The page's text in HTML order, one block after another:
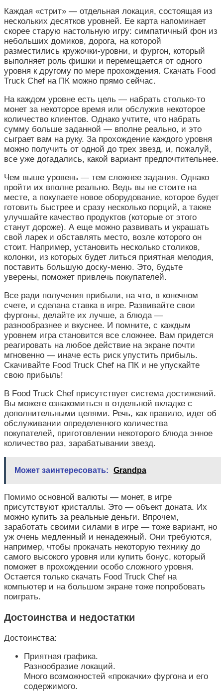
Каждая «стрит» — отдельная локация, состоящая из
нескольких десятков уровней. Ее карта напоминает
скорее старую настольную игру: симпатичный фон из
небольших домиков, дорога, на которой
разместились кружочки-уровни, и фургон, который
выполняет роль фишки и перемещается от одного
уровня к другому по мере прохождения. Скачать Food
Truck Chef на ПК можно прямо сейчас.
На каждом уровне есть цель — набрать столько-то
монет за некоторое время или обслужив некоторое
количество клиентов. Однако учтите, что набрать
сумму больше заданной — вполне реально, и это
сыграет вам на руку. За прохождение каждого уровня
можно получить от одной до трех звезд, и, пожалуй,
все уже догадались, какой вариант предпочтительнее.
Чем выше уровень — тем сложнее задания. Однако
пройти их вполне реально. Ведь вы не стоите на
месте, а покупаете новое оборудование, которое будет
готовить быстрее и сразу несколько порций, а также
улучшайте качество продуктов (которые от этого
станут дороже). А еще можно развивать и украшать
свой ларек и обставлять место, возле которого он
стоит. Например, установить несколько столиков,
колонки, из которых будет литься приятная мелодия,
поставить большую доску-меню. Это, будьте
уверены, поможет привлечь покупателей.
Все ради получения прибыли, на что, в конечном
счете, и сделана ставка в игре. Развивайте свои
фургоны, делайте их лучше, а блюда —
разнообразнее и вкуснее. И помните, с каждым
уровнем игра становится все сложнее. Вам придется
реагировать на любое действие на экране почти
мгновенно — иначе есть риск упустить прибыль.
Скачивайте Food Truck Chef на ПК и не упускайте
свою прибыль!
В Food Truck Chef присутствует система достижений.
Вы можете ознакомиться в отдельной вкладке с
дополнительными целями. Речь, как правило, идет об
обслуживании определенного количества
покупателей, приготовлении некоторого блюда энное
количество раз, зарабатывании звезд.
Может заинтересовать: Grandpa
Помимо основной валюты — монет, в игре
присутствуют кристаллы. Это — объект доната. Их
можно купить за реальные деньги. Впрочем,
заработать своими силами в игре — тоже вариант, но
уж очень медленный и ненадежный. Они требуются,
например, чтобы прокачать некоторую технику до
самого высокого уровня или купить бонус, который
поможет в прохождении особо сложного уровня.
Остается только скачать Food Truck Chef на
компьютер и на большом экране тоже попробовать
поиграть.
Достоинства и недостатки
Достоинства:
Приятная графика.
Разнообразие локаций.
Много возможностей «прокачки» фургона и его
содержимого.